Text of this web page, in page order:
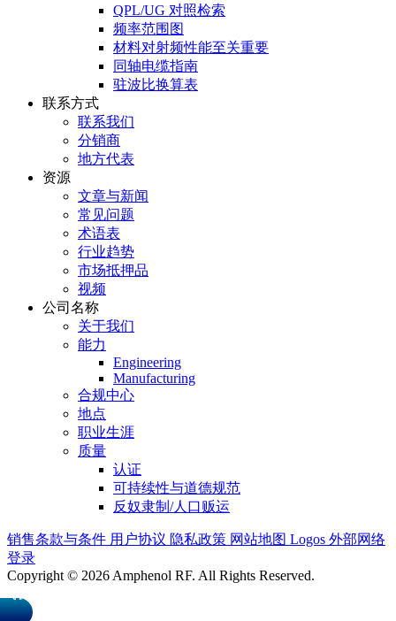
QPL/UG 对照检索
频率范围图
材料对射频性能至关重要
同轴电缆指南
驻波比换算表
联系方式
联系我们
分销商
地方代表
资源
文章与新闻
常见问题
术语表
行业趋势
市场抵押品
视频
公司名称
关于我们
能力
Engineering
Manufacturing
合规中心
地点
职业生涯
质量
认证
可持续性与道德规范
反奴隶制/人口贩运
销售条款与条件 用户协议 隐私政策 网站地图 Logos 外部网络
登录
Copyright © 2026 Amphenol RF. All Rights Reserved.